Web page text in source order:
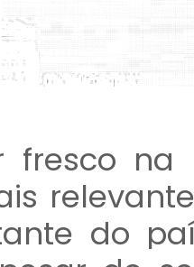
fresco
do